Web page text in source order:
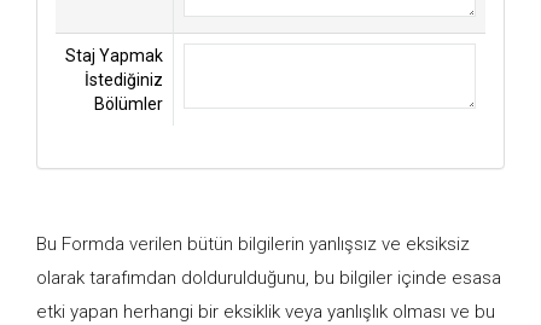
Staj Yapmak
İstediğiniz
Bölümler
Bu Formda verilen bütün bilgilerin yanlışsız ve eksiksiz
olarak tarafımdan doldurulduğunu, bu bilgiler içinde esasa
etki yapan herhangi bir eksiklik veya yanlışlık olması ve bu